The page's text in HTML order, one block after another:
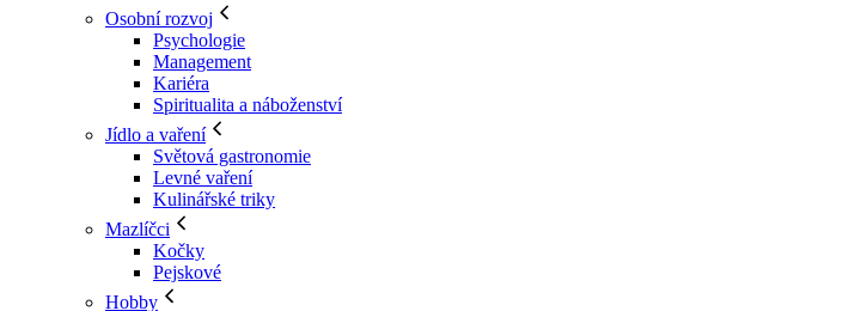
Osobní rozvoj
Psychologie
Management
Kariéra
Spiritualita a náboženství
Jídlo a vaření
Světová gastronomie
Levné vaření
Kulinářské triky
Mazlíčci
Kočky
Pejskové
Hobby